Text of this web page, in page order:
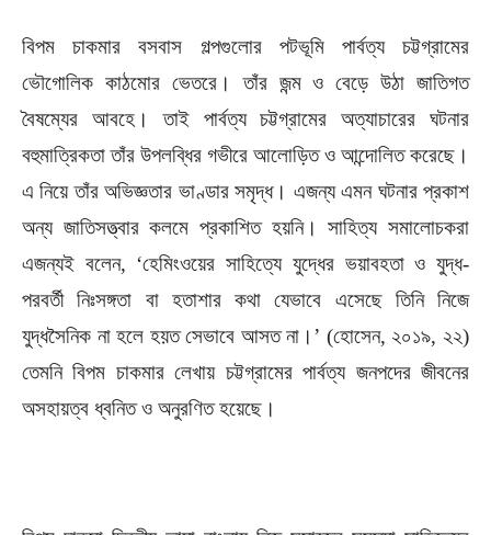
বিপম চাকমার বসবাস গল্পগুলোর পটভূমি পার্বত্য চট্টগ্রামের
ভৌগোলিক কাঠমোর ভেতরে। তাঁর জন্ম ও বেড়ে উঠা জাতিগত
বৈষম্যের আবহে। তাই পার্বত্য চট্টগ্রামের অত্যাচারের ঘটনার
বহুমাত্রিকতা তাঁর উপলব্ধির গভীরে আলোড়িত ও আন্দোলিত করেছে।
এ নিয়ে তাঁর অভিজ্ঞতার ভাণ্ডার সমৃদ্ধ। এজন্য এমন ঘটনার প্রকাশ
অন্য জাতিসত্ত্বার কলমে প্রকাশিত হয়নি। সাহিত্য সমালোচকরা
এজন্যই বলেন, ‘হেমিংওয়ের সাহিত্যে যুদ্ধের ভয়াবহতা ও যুদ্ধ-
পরবর্তী নিঃসঙ্গতা বা হতাশার কথা যেভাবে এসেছে তিনি নিজে
যুদ্ধসৈনিক না হলে হয়ত সেভাবে আসত না।’ (হোসেন, ২০১৯, ২২)
তেমনি বিপম চাকমার লেখায় চট্টগ্রামের পার্বত্য জনপদের জীবনের
অসহায়ত্ব ধ্বনিত ও অনুরণিত হয়েছে।